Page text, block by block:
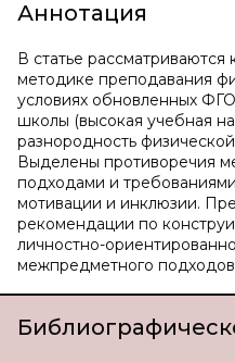
Аннотация
В статье
методике преподавания
условиях обновленных
школы (высокая учебная
разнородность
Выделены противоречия
подходами и
мотивации и инклюзии.
рекомендации по
личностно-
межпредметного